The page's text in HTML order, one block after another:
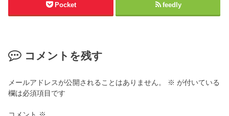
Pocket feedly
コメントを残す
メールアドレスが公開されることはありません。 ※ が付いている
欄は必須項目です
コメント ※